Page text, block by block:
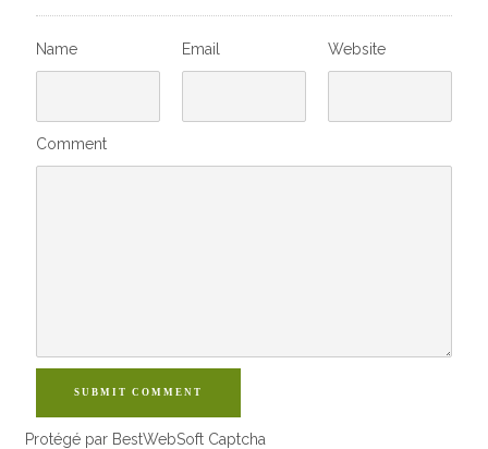
Name Email Website
Comment
SUBMIT COMMENT
Protégé par BestWebSoft Captcha